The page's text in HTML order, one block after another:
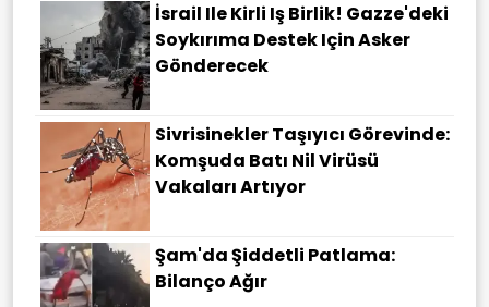
İsrail Ile Kirli Iş Birlik! Gazze'deki
Soykırıma Destek Için Asker
Gönderecek
Sivrisinekler Taşıyıcı Görevinde:
Komşuda Batı Nil Virüsü
Vakaları Artıyor
Şam'da Şiddetli Patlama:
Bilanço Ağır